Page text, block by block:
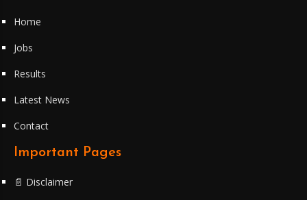
Home
Jobs
Results
Latest News
Contact
Important Pages
📄 Disclaimer